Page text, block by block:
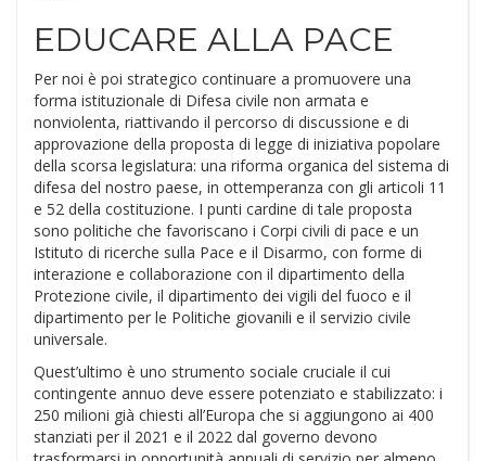
EDUCARE ALLA PACE
Per noi è poi strategico continuare a promuovere una
forma istituzionale di Difesa civile non armata e
nonviolenta, riattivando il percorso di discussione e di
approvazione della proposta di legge di iniziativa popolare
della scorsa legislatura: una riforma organica del sistema di
difesa del nostro paese, in ottemperanza con gli articoli 11
e 52 della costituzione. I punti cardine di tale proposta
sono politiche che favoriscano i Corpi civili di pace e un
Istituto di ricerche sulla Pace e il Disarmo, con forme di
interazione e collaborazione con il dipartimento della
Protezione civile, il dipartimento dei vigili del fuoco e il
dipartimento per le Politiche giovanili e il servizio civile
universale.
Quest’ultimo è uno strumento sociale cruciale il cui
contingente annuo deve essere potenziato e stabilizzato: i
250 milioni già chiesti all’Europa che si aggiungono ai 400
stanziati per il 2021 e il 2022 dal governo devono